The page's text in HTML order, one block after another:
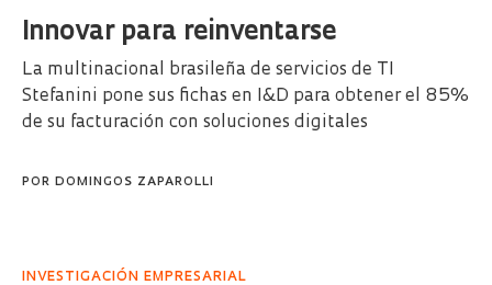
Innovar para reinventarse
La multinacional brasileña de servicios de TI
Stefanini pone sus fichas en I&D para obtener el 85%
de su facturación con soluciones digitales
POR DOMINGOS ZAPAROLLI
INVESTIGACIÓN EMPRESARIAL